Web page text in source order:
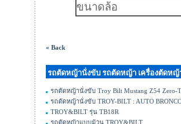
ขนาดล้อ
« Back
รถตัดหญ้านั่งขับ รถตัดหญ้า เครื่องตัดหญ้
รถตัดหญ้านั่งขับ Troy Bilt Mustang Z54 Zero-
รถตัดหญ้านั่งขับ TROY-BILT : AUTO
TROY&BILT รุ่น TB18R
รถตัดหญ้าแบบม้วน TROY&BILT